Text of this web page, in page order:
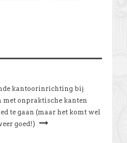
kantoorinrichting bij
met onpraktische kanten
te gaan (maar het komt wel
goed!)